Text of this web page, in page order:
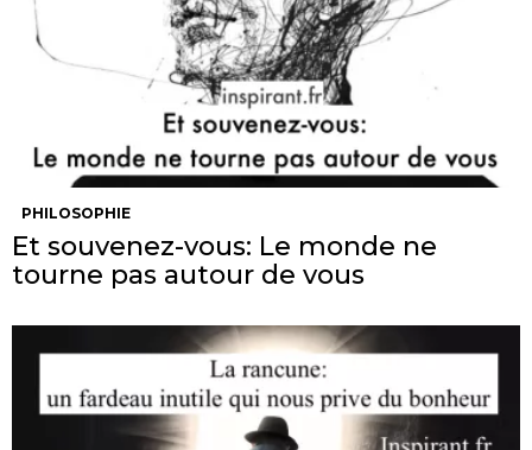
PHILOSOPHIE
Et souvenez-vous: Le monde ne
tourne pas autour de vous